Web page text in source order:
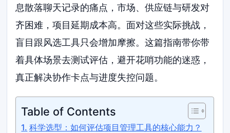
息散落聊天记录的痛点，市场、供应链与研发对
齐困难，项目延期成本高。面对这些实际挑战，
盲目跟风选工具只会增加摩擦。这篇指南带你带
着具体场景去测试评估，避开花哨功能的迷惑，
真正解决协作卡点与进度失控问题。
Table of Contents
科学选型：如何评估项目管理工具的核心能力？